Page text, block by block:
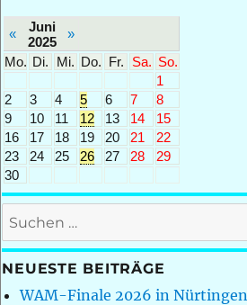
«
Juni
2025
»
Mo. Di. Mi. Do. Fr. Sa. So.
1
2
3 4 5 6 7
8
9
10 11 12 13 14
15
16
17 18 19 20 21
22
23
24 25 26 27 28
29
30
Suchen
nach:
NEUESTE BEITRÄGE
WAM-Finale 2026 in Nürtingen